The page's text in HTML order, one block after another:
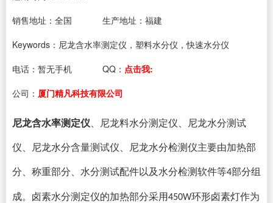
销售地址：全国
生产地址：福建
Keywords：尼龙含水率测定仪，塑料水分仪，快速水分仪
电话： 暂无手机 QQ： 点击我:
公司： 厦门精凡科技有限公司
尼龙含水率测定仪 尼龙料水分测定仪、尼龙水分测试
仪、尼龙水分含量测试仪、尼龙水分检测仪主要由加热部
分、称重部分、水分测试配件以及水分检测软件等4部分组
成。卤素水分测定仪的加热部分采用450W环形卤素灯作为